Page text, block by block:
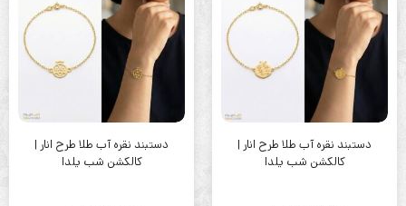
دستبند نقره آب طلا طرح انار |
کالکشن شب یلدا
دستبند نقره آب طلا طرح انار |
کالکشن شب یلدا